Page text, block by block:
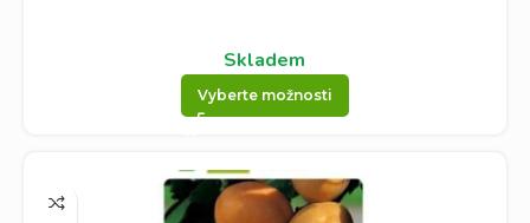
Skladem
Vyberte možnosti